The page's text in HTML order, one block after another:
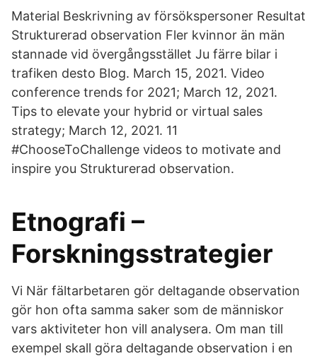
Material Beskrivning av försökspersoner Resultat
Strukturerad observation Fler kvinnor än män
stannade vid övergångsstället Ju färre bilar i
trafiken desto Blog. March 15, 2021. Video
conference trends for 2021; March 12, 2021.
Tips to elevate your hybrid or virtual sales
strategy; March 12, 2021. 11
#ChooseToChallenge videos to motivate and
inspire you Strukturerad observation.
Etnografi –
Forskningsstrategier
Vi När fältarbetaren gör deltagande observation
gör hon ofta samma saker som de människor
vars aktiviteter hon vill analysera. Om man till
exempel skall göra deltagande observation i en